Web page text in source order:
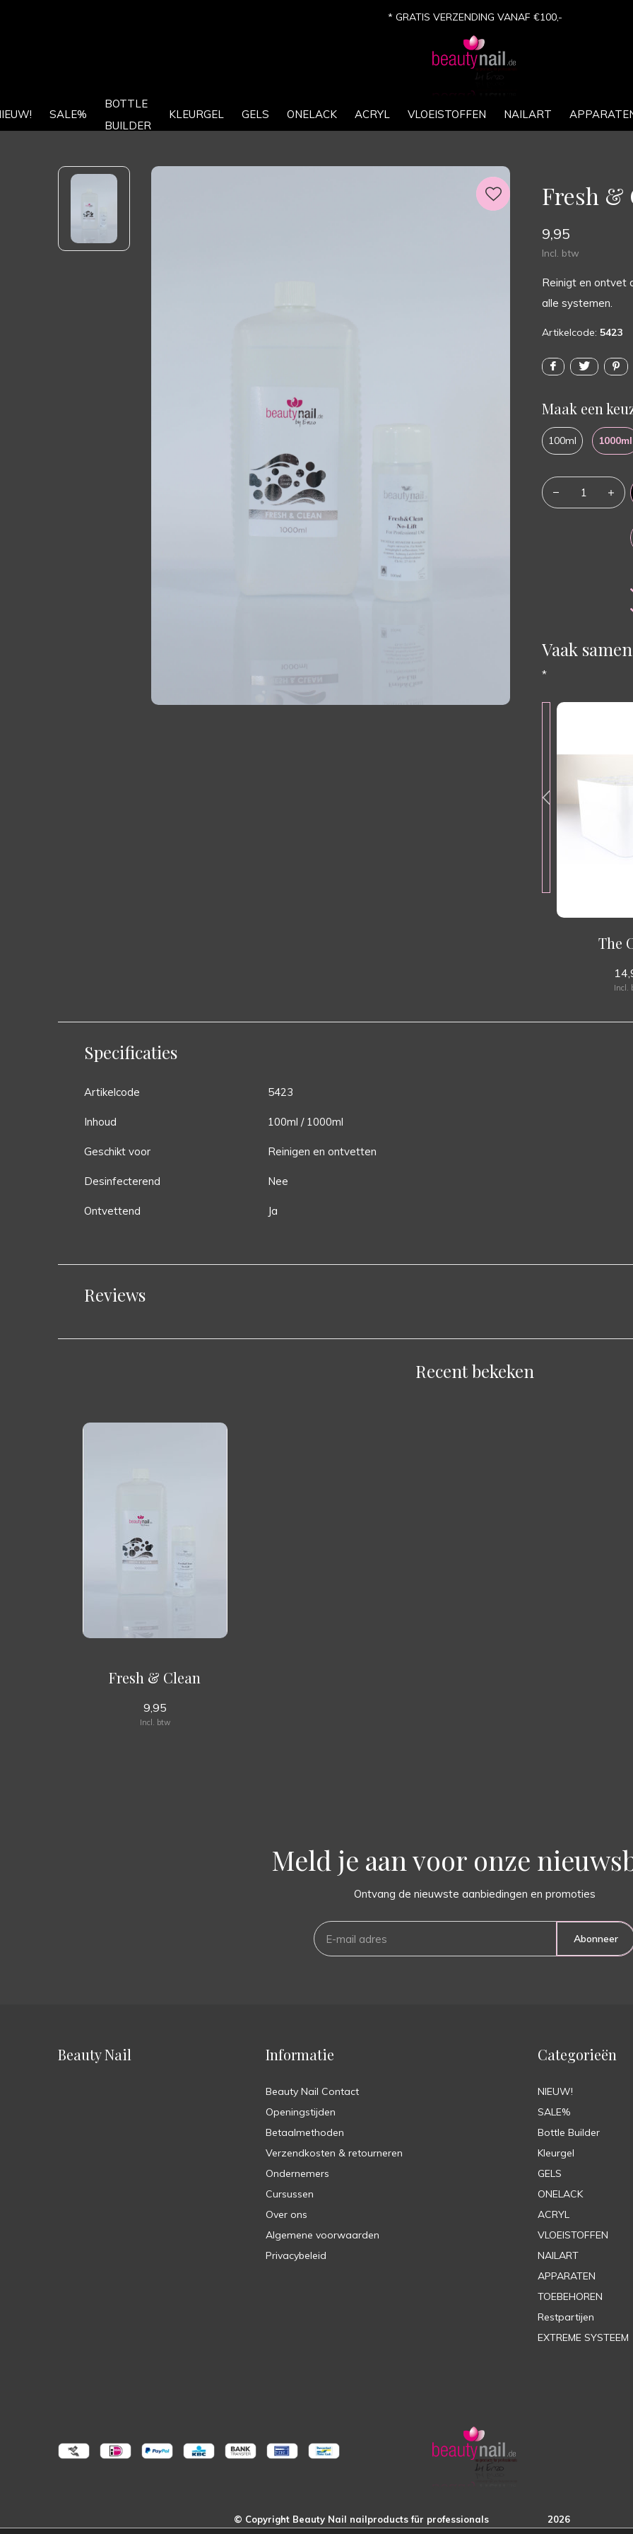
SALE%
BOTTLE
BUILDER
KLEURGEL GELS ONELACK ACRYL VLOEISTOFFEN NAILART
* GRATIS VERZENDING VANAF €100,-
Fresh &
9,95
Incl. btw
Reinigt en ontvet
alle systemen.
Artikelcode: 5423
Maak een
100ml 1000ml
Vaak
*
The
Incl.
Specificaties
Artikelcode 5423
Inhoud 100ml / 1000ml
Geschikt voor Reinigen en ontvetten
Desinfecterend Nee
Ontvettend Ja
Reviews
Recent bekeken
Fresh & Clean
9,95
Incl. btw
Meld je aan voor onze
Ontvang de nieuwste aanbiedingen en promoties
Abonneer
Beauty Nail Informatie
Beauty Nail Contact
Openingstijden
Betaalmethoden
Verzendkosten & retourneren
Ondernemers
Cursussen
Over ons
Algemene voorwaarden
Privacybeleid
Categorieën
NIEUW!
SALE%
Bottle Builder
Kleurgel
GELS
ONELACK
ACRYL
VLOEISTOFFEN
NAILART
APPARATEN
TOEBEHOREN
Restpartijen
EXTREME SYSTEEM